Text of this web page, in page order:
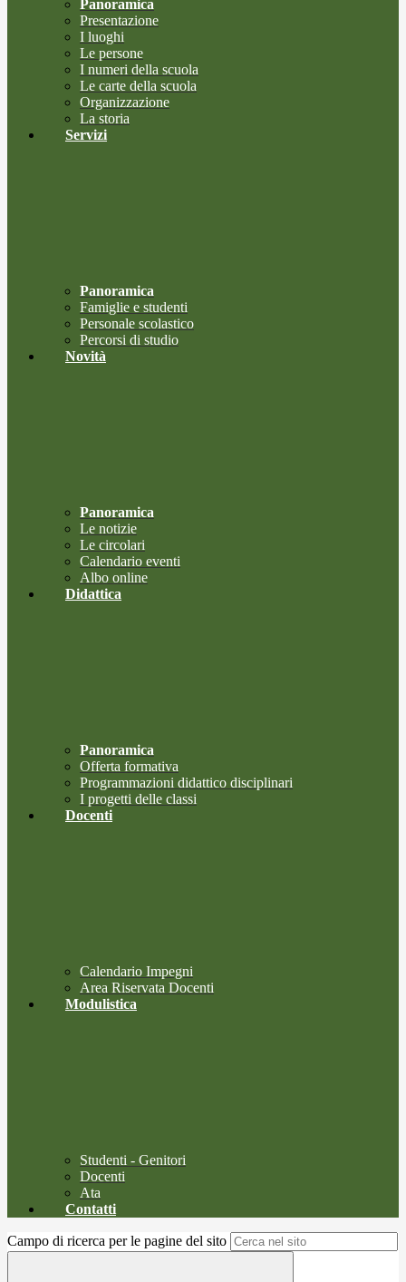
Panoramica
Presentazione
I luoghi
Le persone
I numeri della scuola
Le carte della scuola
Organizzazione
La storia
Servizi
Panoramica
Famiglie e studenti
Personale scolastico
Percorsi di studio
Novità
Panoramica
Le notizie
Le circolari
Calendario eventi
Albo online
Didattica
Panoramica
Offerta formativa
Programmazioni didattico disciplinari
I progetti delle classi
Docenti
Calendario Impegni
Area Riservata Docenti
Modulistica
Studenti - Genitori
Docenti
Ata
Contatti
Campo di ricerca per le pagine del sito